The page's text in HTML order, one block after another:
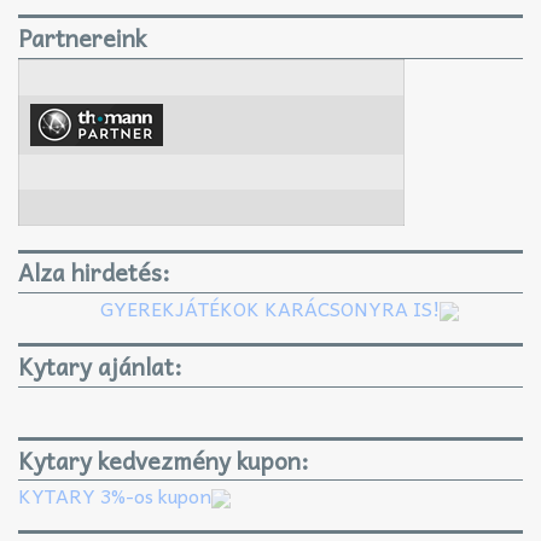
Partnereink
Alza hirdetés:
GYEREKJÁTÉKOK KARÁCSONYRA IS!
Kytary ajánlat:
Kytary kedvezmény kupon:
KYTARY 3%-os kupon